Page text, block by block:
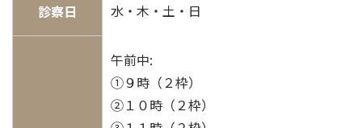
診察日 水・木・土・日
午前中:
①９時（２枠）
②１０時（２枠）